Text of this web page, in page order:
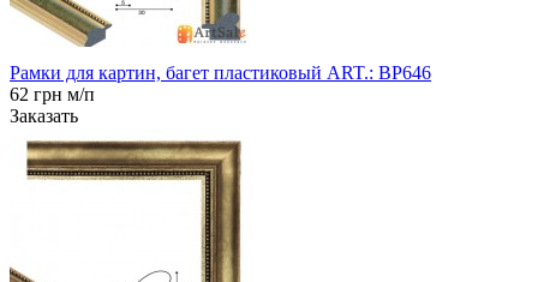
Рамки для картин, багет пластиковый ART.: BP646
62 грн м/п
Заказать